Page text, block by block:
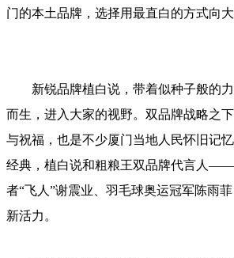
门的本土品牌，选择用最直白的方式向大
新锐品牌植白说，带着似种子般的力
而生，进入大家的视野。双品牌战略之
与祝福，也是不少厦门当地人民怀旧记
经典，植白说和粗粮王双品牌代言人——
者“飞人”谢震业、羽毛球奥运冠军陈雨
新活力。